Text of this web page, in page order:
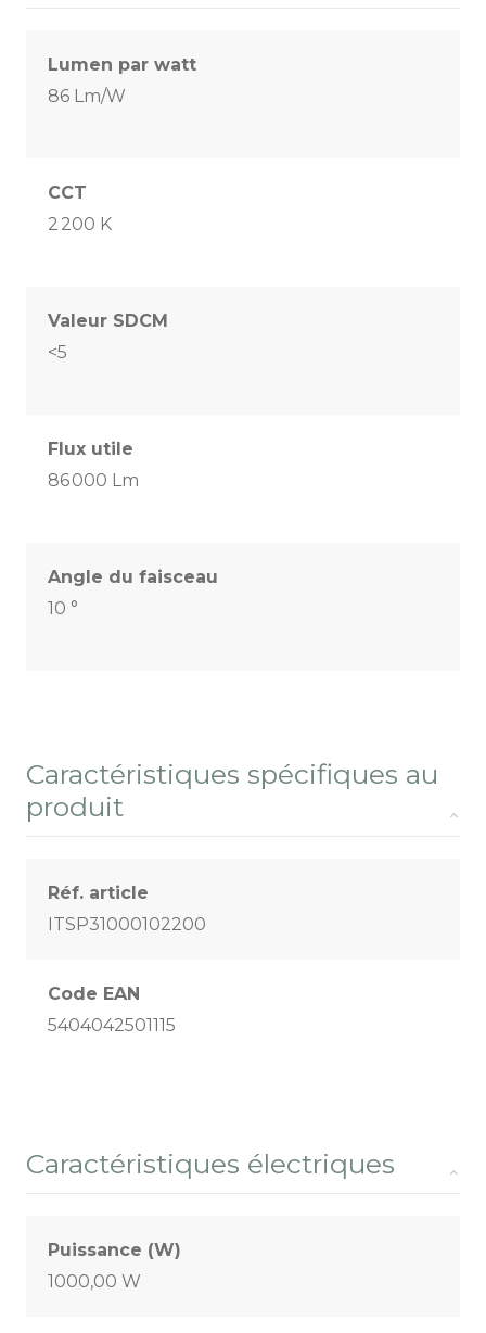
Lumen par watt
86 Lm/W
CCT
2 200 K
Valeur SDCM
<5
Flux utile
86 000 Lm
Angle du faisceau
10 °
Caractéristiques spécifiques au
produit
Réf. article
ITSP31000102200
Code EAN
5404042501115
Caractéristiques électriques
Puissance (W)
1000,00 W